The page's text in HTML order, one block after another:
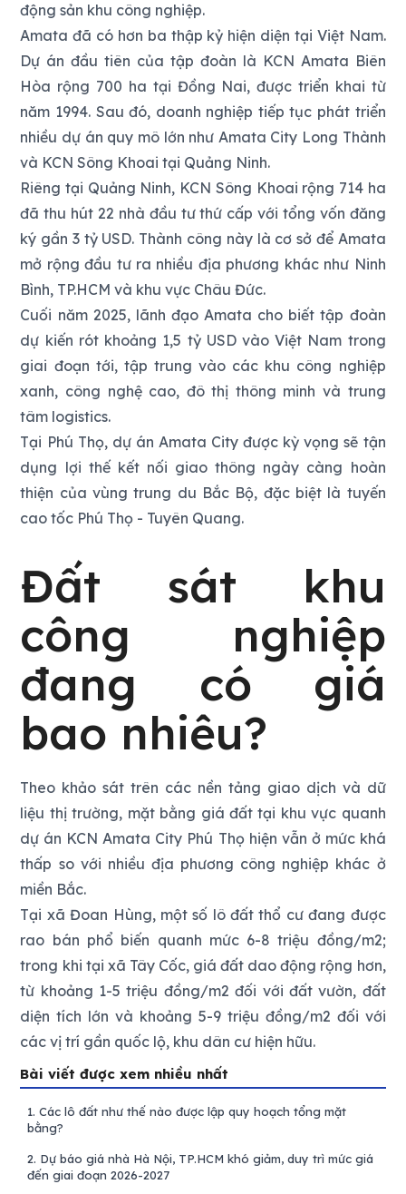
động sản khu công nghiệp.
Amata đã có hơn ba thập kỷ hiện diện tại Việt Nam.
Dự án đầu tiên của tập đoàn là KCN Amata Biên
Hòa rộng 700 ha tại Đồng Nai, được triển khai từ
năm 1994. Sau đó, doanh nghiệp tiếp tục phát triển
nhiều dự án quy mô lớn như Amata City Long Thành
và KCN Sông Khoai tại Quảng Ninh.
Riêng tại Quảng Ninh, KCN Sông Khoai rộng 714 ha
đã thu hút 22 nhà đầu tư thứ cấp với tổng vốn đăng
ký gần 3 tỷ USD. Thành công này là cơ sở để Amata
mở rộng đầu tư ra nhiều địa phương khác như Ninh
Bình, TP.HCM và khu vực Châu Đức.
Cuối năm 2025, lãnh đạo Amata cho biết tập đoàn
dự kiến rót khoảng 1,5 tỷ USD vào Việt Nam trong
giai đoạn tới, tập trung vào các khu công nghiệp
xanh, công nghệ cao, đô thị thông minh và trung
tâm logistics.
Tại Phú Thọ, dự án Amata City được kỳ vọng sẽ tận
dụng lợi thế kết nối giao thông ngày càng hoàn
thiện của vùng trung du Bắc Bộ, đặc biệt là tuyến
cao tốc Phú Thọ - Tuyên Quang.
Đất sát khu
công nghiệp
đang có giá
bao nhiêu?
Theo khảo sát trên các nền tảng giao dịch và dữ
liệu thị trường, mặt bằng giá đất tại khu vực quanh
dự án KCN Amata City Phú Thọ hiện vẫn ở mức khá
thấp so với nhiều địa phương công nghiệp khác ở
miền Bắc.
Tại xã Đoan Hùng, một số lô đất thổ cư đang được
rao bán phổ biến quanh mức 6-8 triệu đồng/m2;
trong khi tại xã Tây Cốc, giá đất dao động rộng hơn,
từ khoảng 1-5 triệu đồng/m2 đối với đất vườn, đất
diện tích lớn và khoảng 5-9 triệu đồng/m2 đối với
các vị trí gần quốc lộ, khu dân cư hiện hữu.
Bài viết được xem nhiều nhất
1. Các lô đất như thế nào được lập quy hoạch tổng mặt
bằng?
2. Dự báo giá nhà Hà Nội, TP.HCM khó giảm, duy trì mức giá
đến giai đoạn 2026-2027